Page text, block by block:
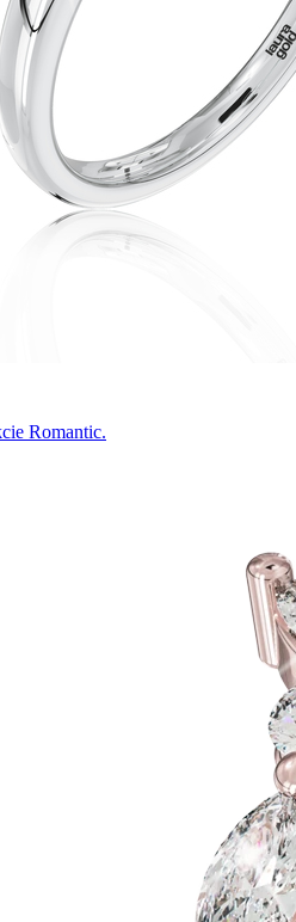
Romantic.